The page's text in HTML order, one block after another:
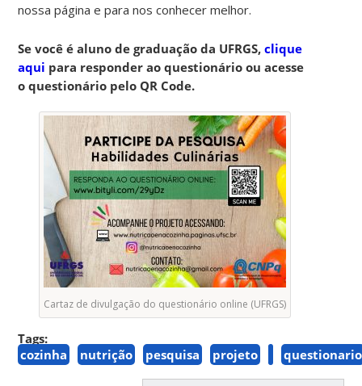
nossa página e para nos conhecer melhor.
Se você é aluno de graduação da UFRGS,clique
aqui para responder ao questionário ou acesse
o questionário pelo QR Code.
Cartaz de divulgação do questionário online (UFRGS)
Tags:
cozinha
nutrição pesquisa projeto questionario